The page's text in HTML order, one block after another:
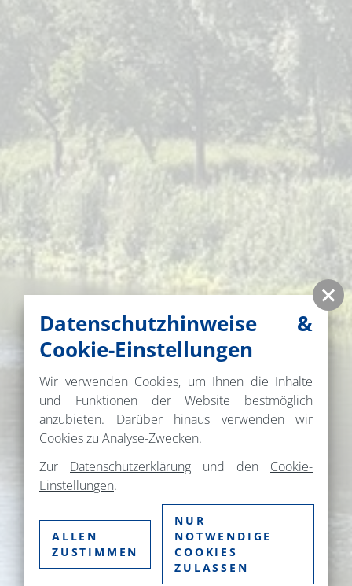
Datenschutzhinweise &
Cookie-Einstellungen
Wir verwenden Cookies, um Ihnen die Inhalte
und Funktionen der Website bestmöglich
anzubieten. Darüber hinaus verwenden wir
Cookies zu Analyse-Zwecken.
Zur Datenschutzerklärung und den Cookie-
Einstellungen.
ALLEN
ZUSTIMMEN
NUR
NOTWENDIGE
COOKIES
ZULASSEN